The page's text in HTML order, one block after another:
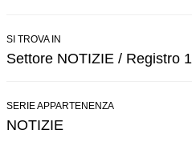
SI TROVA IN
Settore NOTIZIE / Registro
SERIE APPARTENENZA
NOTIZIE